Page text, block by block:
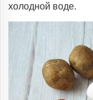
холодной воде.